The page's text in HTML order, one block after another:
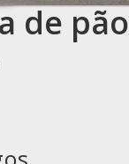
de pão